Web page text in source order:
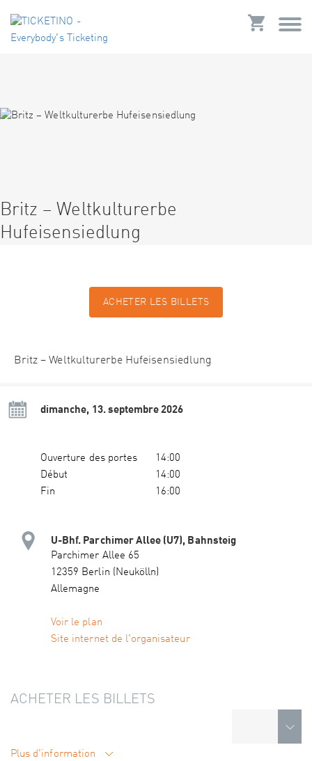
Britz – Weltkulturerbe
Hufeisensiedlung
ACHETER LES BILLETS
Britz – Weltkulturerbe Hufeisensiedlung
dimanche, 13. septembre 2026
Ouverture des portes
14:00
Début
14:00
Fin
16:00
U-Bhf. Parchimer Allee (U7), Bahnsteig
Parchimer Allee 65
12359 Berlin (Neukölln)
Allemagne
Voir le plan
Site internet de l'organisateur
ACHETER LES BILLETS
Plus d'information